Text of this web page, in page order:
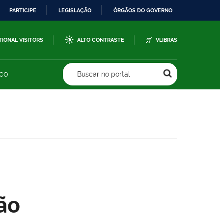
PARTICIPE LEGISLAÇÃO ÓRGÃOS DO GOVERNO
VISITORS ALTO CONTRASTE VLIBRAS
Buscar no portal